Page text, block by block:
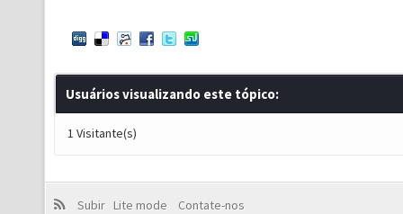
Usuários visualizando este tópico:
1 Visitante(s)
Subir Lite mode
Contate-nos